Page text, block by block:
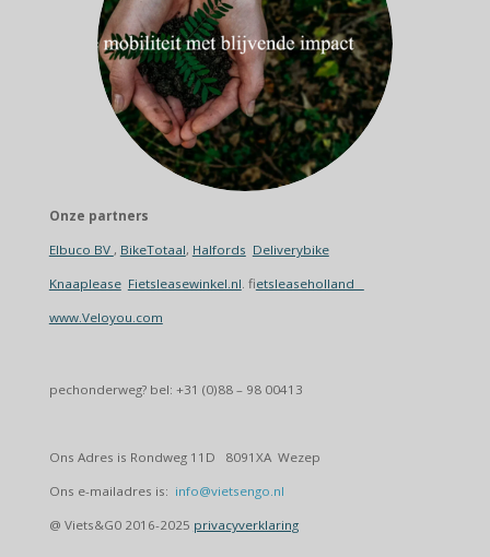
Onze partners
Elbuco BV , BikeTotaal, Halfords Deliverybike
Knaaplease Fietsleasewinkel.nl. fietsleaseholland
www.Veloyou.com
pechonderweg? bel: +31 (0)88 – 98 00413
Ons Adres is Rondweg 11D 8091XA Wezep
Ons e-mailadres is: info@vietsengo.nl
@ Viets&G0 2016-2025 privacyverklaring